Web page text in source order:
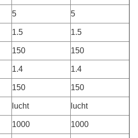
5 5
1.5 1.5
150 150
1.4 1.4
150 150
lucht lucht
1000 1000